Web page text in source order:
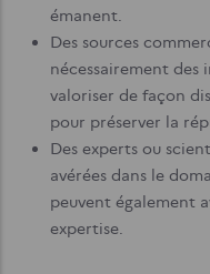
émanent.
Des sources
nécessairement des
valoriser de façon
pour préserver la
Des experts ou
avérées dans le
peuvent également
expertise.